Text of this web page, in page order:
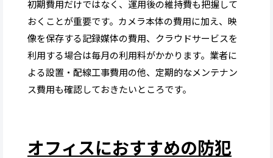
初期費用だけではなく、運用後の維持費も把握して
おくことが重要です。カメラ本体の費用に加え、映
像を保存する記録媒体の費用、クラウドサービスを
利用する場合は毎月の利用料がかかります。業者に
よる設置・配線工事費用の他、定期的なメンテナン
ス費用も確認しておきたいところです。
オフィスにおすすめの防犯